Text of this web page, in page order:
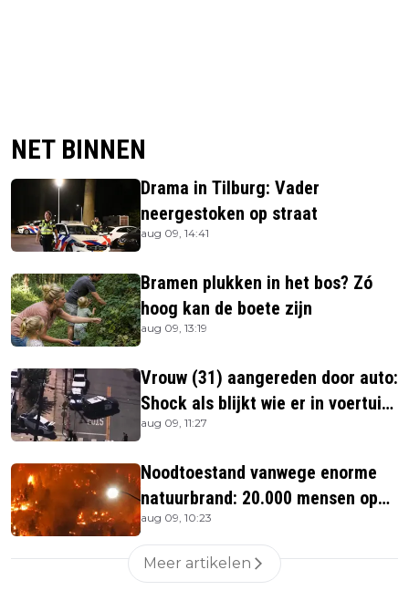
NET BINNEN
Drama in Tilburg: Vader
neergestoken op straat
aug 09, 14:41
Bramen plukken in het bos? Zó
hoog kan de boete zijn
aug 09, 13:19
Vrouw (31) aangereden door auto:
Shock als blijkt wie er in voertuig
zitten
aug 09, 11:27
Noodtoestand vanwege enorme
natuurbrand: 20.000 mensen op
de vlucht
aug 09, 10:23
Meer artikelen